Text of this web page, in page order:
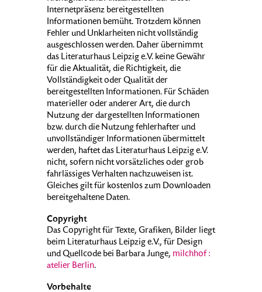
Internetpräsenz bereitgestellten
Informationen bemüht. Trotzdem können
Fehler und Unklarheiten nicht vollständig
ausgeschlossen werden. Daher übernimmt
das Literaturhaus Leipzig e.V. keine Gewähr
für die Aktualität, die Richtigkeit, die
Vollständigkeit oder Qualität der
bereitgestellten Informationen. Für Schäden
materieller oder anderer Art, die durch
Nutzung der dargestellten Informationen
bzw. durch die Nutzung fehlerhafter und
unvollständiger Informationen übermittelt
werden, haftet das Literaturhaus Leipzig e.V.
nicht, sofern nicht vorsätzliches oder grob
fahrlässiges Verhalten nachzuweisen ist.
Gleiches gilt für kostenlos zum Downloaden
bereitgehaltene Daten.
Copyright
Das Copyright für Texte, Grafiken, Bilder liegt
beim Literaturhaus Leipzig e.V., für Design
und Quellcode bei Barbara Junge, milchhof :
atelier Berlin.
Vorbehalte